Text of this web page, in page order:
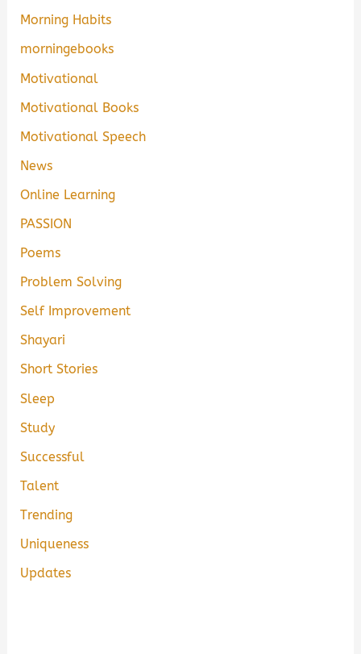
Morning Habits
morningebooks
Motivational
Motivational Books
Motivational Speech
News
Online Learning
PASSION
Poems
Problem Solving
Self Improvement
Shayari
Short Stories
Sleep
Study
Successful
Talent
Trending
Uniqueness
Updates